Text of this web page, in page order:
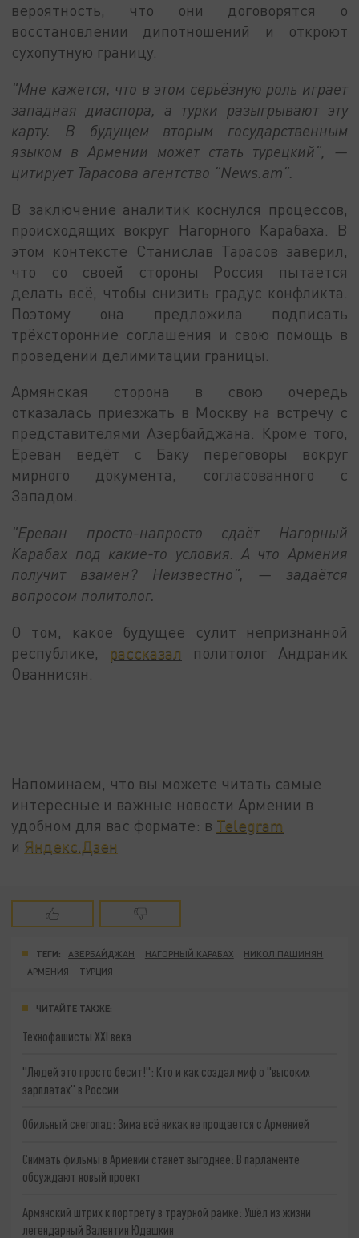
вероятность, что они договорятся о
восстановлении дипотношений и откроют
сухопутную границу.
"Мне кажется, что в этом серьёзную роль играет
западная диаспора, а турки разыгрывают эту
карту. В будущем вторым государственным
языком в Армении может стать турецкий", —
цитирует Тарасова агентство "News.am".
В заключение аналитик коснулся процессов,
происходящих вокруг Нагорного Карабаха. В
этом контексте Станислав Тарасов заверил,
что со своей стороны Россия пытается
делать всё, чтобы снизить градус конфликта.
Поэтому она предложила подписать
трёхсторонние соглашения и свою помощь в
проведении делимитации границы.
Армянская сторона в свою очередь
отказалась приезжать в Москву на встречу с
представителями Азербайджана. Кроме того,
Ереван ведёт с Баку переговоры вокруг
мирного документа, согласованного с
Западом.
"Ереван просто-напросто сдаёт Нагорный
Карабах под какие-то условия. А что Армения
получит взамен? Неизвестно", — задаётся
вопросом политолог.
О том, какое будущее сулит непризнанной
республике, рассказал политолог Андраник
Ованнисян.
Напоминаем, что вы можете читать самые
интересные и важные новости Армении в
удобном для вас формате: в Telegram
и Яндекс.Дзен
ТЕГИ: АЗЕРБАЙДЖАН НАГОРНЫЙ КАРАБАХ
НИКОЛ ПАШИНЯН
АРМЕНИЯ
ТУРЦИЯ
ЧИТАЙТЕ ТАКЖЕ:
Технофашисты XXI века
"Людей это просто бесит!": Кто и как создал миф о "высоких
зарплатах" в России
Обильный снегопад: Зима всё никак не прощается с Арменией
Снимать фильмы в Армении станет выгоднее: В парламенте
обсуждают новый проект
Армянский штрих к портрету в траурной рамке: Ушёл из жизни
легендарный Валентин Юдашкин